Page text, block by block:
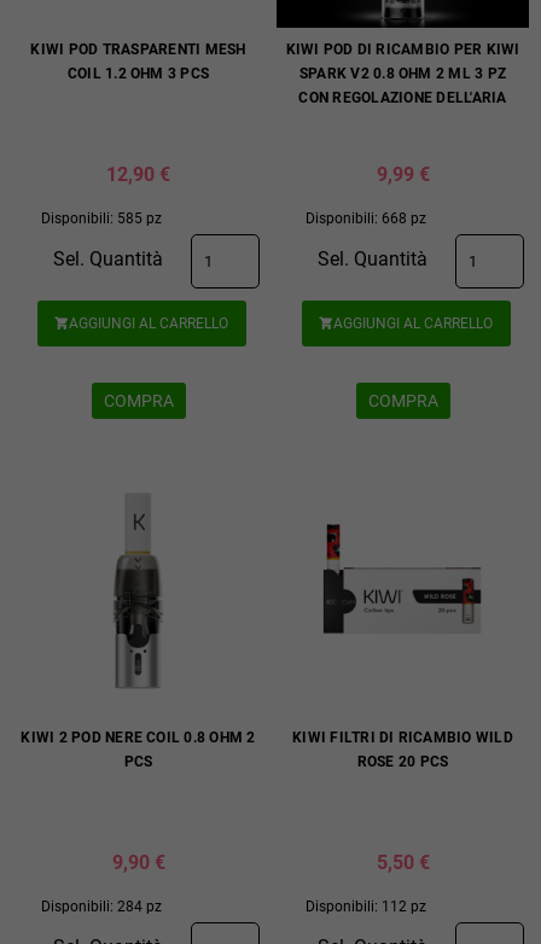
KIWI POD TRASPARENTI MESH
COIL 1.2 OHM 3 PCS
12,90 €
Disponibili: 585 pz
Sel. Quantità
AGGIUNGI AL CARRELLO
COMPRA
KIWI POD DI RICAMBIO PER KIWI
SPARK V2 0.8 OHM 2 ML 3 PZ
CON REGOLAZIONE DELL'ARIA
9,99 €
Disponibili: 668 pz
Sel. Quantità
AGGIUNGI AL CARRELLO
COMPRA
KIWI 2 POD NERE COIL 0.8 OHM 2
PCS
9,90 €
Disponibili: 284 pz
KIWI FILTRI DI RICAMBIO WILD
ROSE 20 PCS
5,50 €
Disponibili: 112 pz